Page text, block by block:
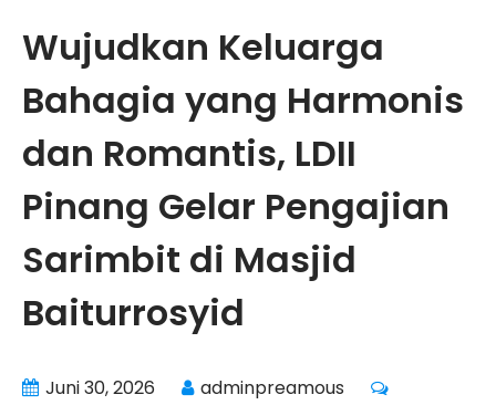
Wujudkan Keluarga
Bahagia yang Harmonis
dan Romantis, LDII
Pinang Gelar Pengajian
Sarimbit di Masjid
Baiturrosyid
Juni 30, 2026
adminpreamous